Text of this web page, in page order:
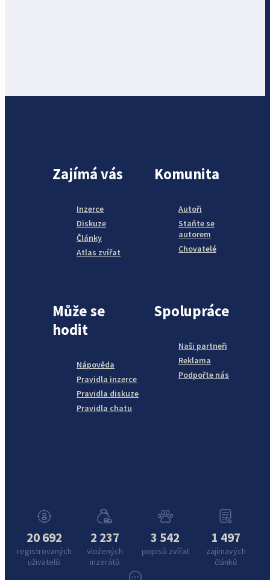
Zajímá vás
Inzerce
Diskuze
Články
Atlas zvířat
Komunita
Autoři
Staňte se
autorem
Chovatelé
Může se
hodit
Nápověda
Pravidla inzerce
Pravidla diskuze
Pravidla chatu
Spolupráce
Naši partneři
Reklama
Podpořte nás
20 692
registrovaných
uživatelů
2 237
vložených
inzerátů
3 542
popisů zvířat
1 497
zajímavých
článků